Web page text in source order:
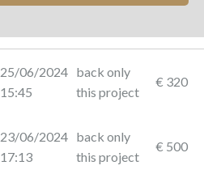
25/06/2024
15:45
back only
this project
€ 320
23/06/2024
17:13
back only
this project
€ 500